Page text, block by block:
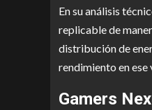
En su análisis
replicable de
distribución de
rendimiento en
Gamers